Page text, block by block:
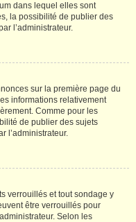
dans lequel elles sont
la possibilité de publier des
l’administrateur.
sur la première page du
informations relativement
Comme pour les
de publier des sujets
l’administrateur.
verrouillés et tout sondage y
être verrouillés pour
Selon les